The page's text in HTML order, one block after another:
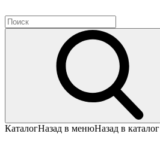
КаталогНазад в менюНазад в каталог